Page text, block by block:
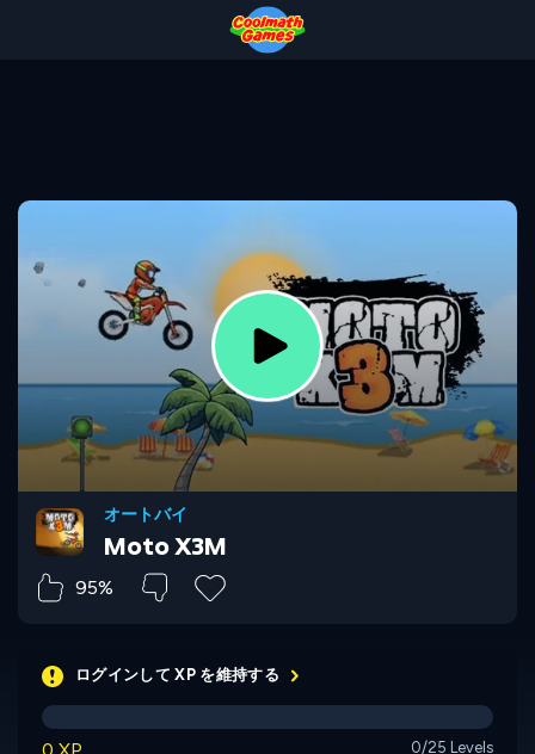
オートバイ
Moto X3M
95%
ログインして XP を維持する
0 XP 0/25 Levels